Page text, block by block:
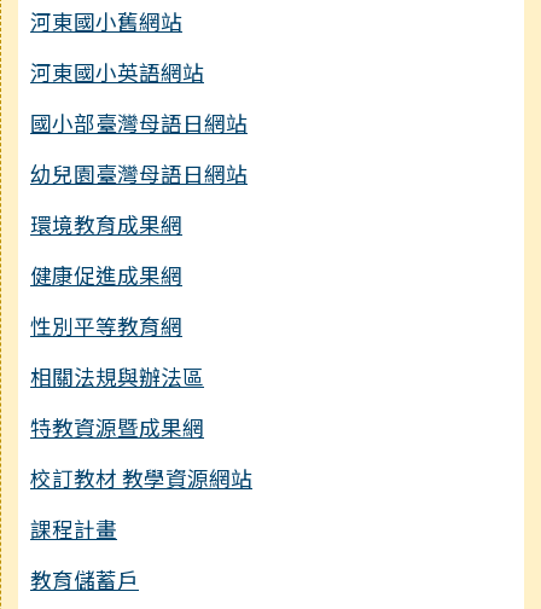
河東國小舊網站
河東國小英語網站
國小部臺灣母語日網站
幼兒園臺灣母語日網站
環境教育成果網
健康促進成果網
性別平等教育網
相關法規與辦法區
特教資源暨成果網
校訂教材 教學資源網站
課程計畫
教育儲蓄戶